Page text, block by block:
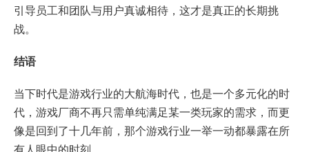
引导员工和团队与用户真诚相待，这才是真正的长期挑
战。
结语
当下时代是游戏行业的大航海时代，也是一个多元化的时
代，游戏厂商不再只需单纯满足某一类玩家的需求，而更
像是回到了十几年前，那个游戏行业一举一动都暴露在所
有人眼中的时刻。